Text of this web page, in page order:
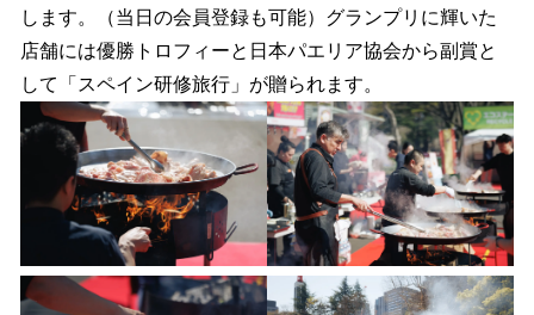
します。（当日の会員登録も可能）グランプリに輝いた
店舗には優勝トロフィーと日本パエリア協会から副賞と
して「スペイン研修旅行」が贈られます。